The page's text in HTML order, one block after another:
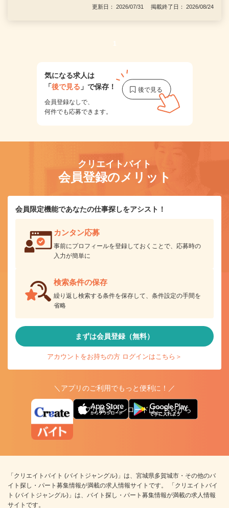
更新日： 2026/07/31 掲載終了日： 2026/08/24
1
気になる求人は
「後で見る 」で保存！
会員登録なしで、
何件でも応募できます。
クリエイトバイト
会員登録のメリット
会員限定機能であなたの仕事探しをアシスト！
カンタン応募
事前にプロフィールを登録しておくことで、応募時の
入力が簡単に
検索条件の保存
繰り返し検索する条件を保存して、条件設定の手間を
省略
まずは会員登録（無料）
アカウントをお持ちの方 ログインはこちら＞
＼アプリのご利用でもっと便利に！／
アプリ版ダウンロードはこちらから
「クリエイトバイト (バイトジャングル)」は、宮城県多賀城市・その他のバ
イト探し・パート募集情報が満載の求人情報サイトです。 「クリエイトバイ
ト (バイトジャングル)」は、バイト探し・パート募集情報が満載の求人情報
サイトです。